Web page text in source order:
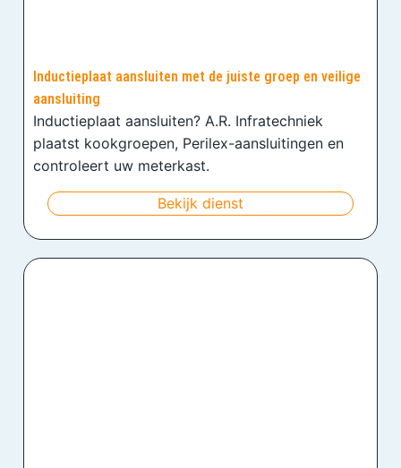
Inductieplaat aansluiten met de juiste groep en veilige
aansluiting
Inductieplaat aansluiten? A.R. Infratechniek
plaatst kookgroepen, Perilex-aansluitingen en
controleert uw meterkast.
Bekijk dienst